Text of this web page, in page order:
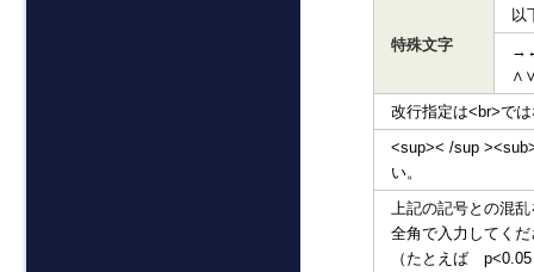
特殊文字
以
改行指定は<br>で
<sup>< /sup
い。
上記の記号との混乱
全角で入力してくだ
（たとえば